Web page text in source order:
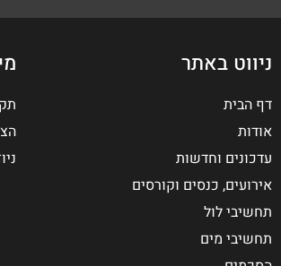
ניווט באתר
דף הבית
אודות
עדכונים וחדשות
אירועים, כנסים וקורסים
תחשיבי לול
תחשיבי מים